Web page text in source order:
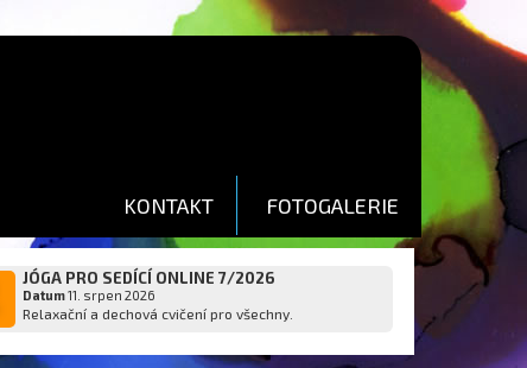
KONTAKT FOTOGALERIE
JÓGA PRO SEDÍCÍ ONLINE 7/2026
Datum11. srpen 2026
Relaxační a dechová cvičení pro všechny.